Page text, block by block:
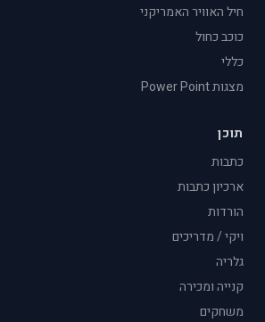
חיל האוויר האמריקני
כוכב כחול
כללי
מצגות Power Point
תוכן
כתבות
ארכיון כתבות
הורדות
ויקי / מדריכים
גלריה
קנייה ומכירה
משחקים